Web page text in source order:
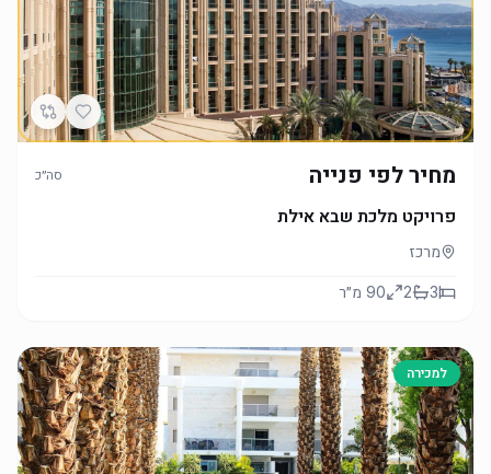
מחיר לפי פנייה סה״כ
פרויקט מלכת שבא אילת
מרכז
3
2
90 מ״ר
למכירה